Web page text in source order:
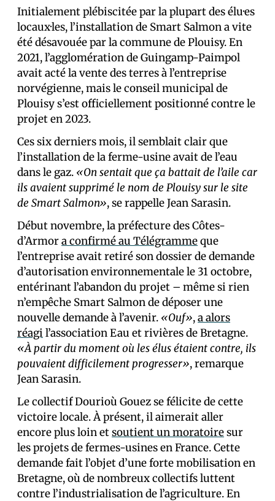
Initialement plébiscitée par la plupart des élu·es
locaux·les, l’installation de Smart Salmon a vite
été désavouée par la commune de Plouisy. En
2021, l’agglomération de Guingamp-Paimpol
avait acté la vente des terres à l’entreprise
norvégienne, mais le conseil municipal de
Plouisy s’est officiellement positionné contre le
projet en 2023.
Ces six derniers mois, il semblait clair que
l’installation de la ferme-usine avait de l’eau
dans le gaz. «On sentait que ça battait de l’aile car
ils avaient supprimé le nom de Plouisy sur le site
de Smart Salmon», se rappelle Jean Sarasin.
Début novembre, la préfecture des Côtes-
d’Armora confirmé au Télégrammeque
l’entreprise avait retiré son dossier de demande
d’autorisation environnementale le 31 octobre,
entérinant l’abandon du projet – même si rien
n’empêche Smart Salmon de déposer une
nouvelle demande à l’avenir. «Ouf»,a alors
réagi l’association Eau et rivières de Bretagne.
«À partir du moment où les élus étaient contre, ils
pouvaient difficilement progresser», remarque
Jean Sarasin.
Le collectif Dourioù Gouez se félicite de cette
victoire locale. À présent, il aimerait aller
encore plus loin etsoutient un moratoiresur
les projets de fermes-usines en France. Cette
demande fait l’objet d’une forte mobilisation en
Bretagne, où de nombreux collectifs luttent
contre l’industrialisation de l’agriculture. En